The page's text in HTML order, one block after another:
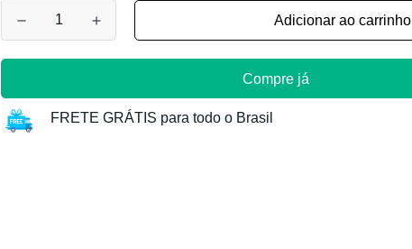
Adicionar ao carrinho
Compre já
FRETE GRÁTIS para todo o Brasil